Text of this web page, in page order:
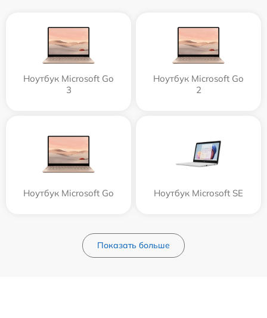
Ноутбук Microsoft Go
3
Ноутбук Microsoft Go
2
Ноутбук Microsoft Go Ноутбук Microsoft SE
Показать больше